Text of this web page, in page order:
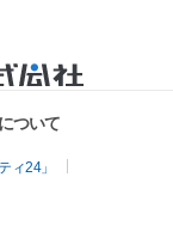
ついて
ィ24」